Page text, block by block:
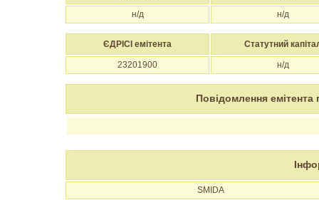
н/д н/д
ЄДРІСІ емітента Статутний
23201900 н/д
Повідомлення
SMIDA